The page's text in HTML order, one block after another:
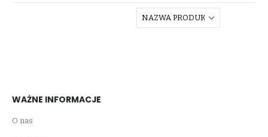
WAŻNE INFORMACJE
O nas